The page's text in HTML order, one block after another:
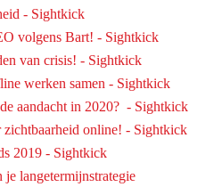
- Sightkick
volgens Bart! - Sightkick
van crisis! - Sightkick
werken samen - Sightkick
aandacht in 2020? - Sightkick
zichtbaarheid online! - Sightkick
2019 - Sightkick
langetermijnstrategie